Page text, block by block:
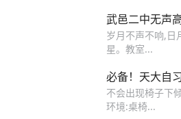
武邑二中无声
岁月不声不响,日
星。教室...
必备！天大自
不会出现椅子下
环境:桌椅...